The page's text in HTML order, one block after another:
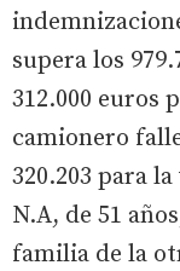
supera los
312.000 euros
camionero
320.203 para
N.A, de 51
familia de la